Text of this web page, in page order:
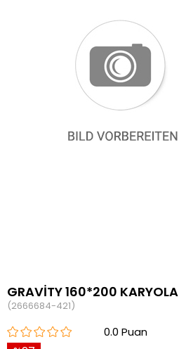
GRAVİTY 160*200 KARYOLA
(2666684-421)
0.0